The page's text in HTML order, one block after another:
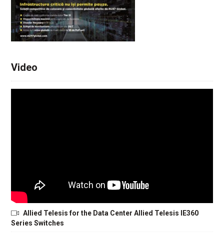
Video
Allied Telesis for the Data Center Allied Telesis IE360
Series Switches